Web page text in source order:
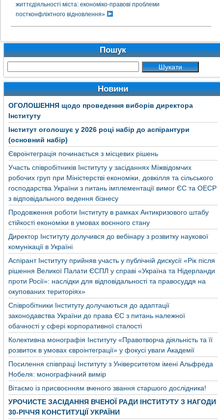
життєдіяльності міста: економіко-правові проблеми
постконфліктного відновлення»
Пошук
Новини
ОГОЛОШЕННЯ щодо проведення виборів директора
Інституту
Інститут оголошує у 2026 році набір до аспірантури
(основний набір)
Євроінтеграція починається з місцевих рішень
Участь співробітників Інституту у засіданнях Міжвідомчих
робочих груп при Міністерстві економіки, довкілля та сільського
господарства України з питань імплементації вимог ЄС та ОЕСР
з відповідального ведення бізнесу
Продовження роботи Інституту в рамках Антикризового штабу
стійкості економіки в умовах воєнного стану
Директор Інституту долучився до вебінару з розвитку наукової
комунікації в Україні
Аспірант Інституту прийняв участь у публічній дискусії «Рік після
рішення Великої Палати ЄСПЛ у справі «Україна та Нідерланди
проти Росії»: наслідки для відповідальності та правосуддя на
окупованих територіях»
Співробітники Інституту долучаються до адаптації
законодавства України до права ЄС з питань належної
обачності у сфері корпоративної сталості
Колективна монографія Інституту «Правотворча діяльність та її
розвиток в умовах євроінтеграції» у фокусі уваги Академії
Посилення співпраці Інституту з Університетом імені Альфреда
Нобеля: монографічний вимір
Вітаємо із присвоєнням вченого звання старшого дослідника!
УРОЧИСТЕ ЗАСІДАННЯ ВЧЕНОЇ РАДИ ІНСТИТУТУ З НАГОДИ
30-РІЧЧЯ КОНСТИТУЦІЇ УКРАЇНИ